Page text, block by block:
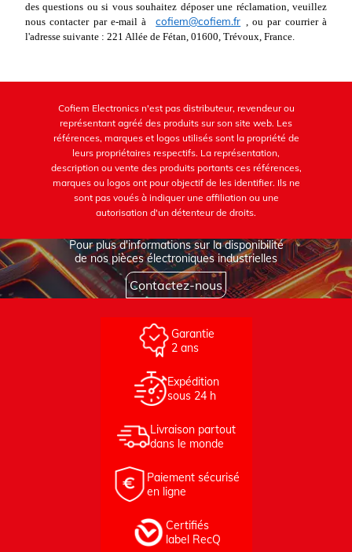
des questions ou si vous souhaitez déposer une réclamation, veuillez
nous contacter par e-mail à
cofiem@cofiem.fr , ou par courrier à
l'adresse suivante : 221 Allée de Fétan, 01600, Trévoux, France.
Cofiem Electronics n'est pas distributeur, revendeur ou
représentant agréé des produits sur son site web. Les
références, marques et logos utilisés sont la propriété de
leurs propriétaires respectifs. La représentation,
description ou vente des produits portants ces références,
marques ou logos ont pour objectif de les identifier. Ils ne
sont pas voués à indiquer une affiliation ou une
autorisation d'un détenteur de droits.
Pour plus d'informations sur la disponibilité
de nos pièces électroniques industrielles
Contactez-nous
Garantie
2 ans
Expédition
sous 24 h
Livraison partout
dans le monde
Paiement sécurisé
en ligne
Certifiés
label RecQ